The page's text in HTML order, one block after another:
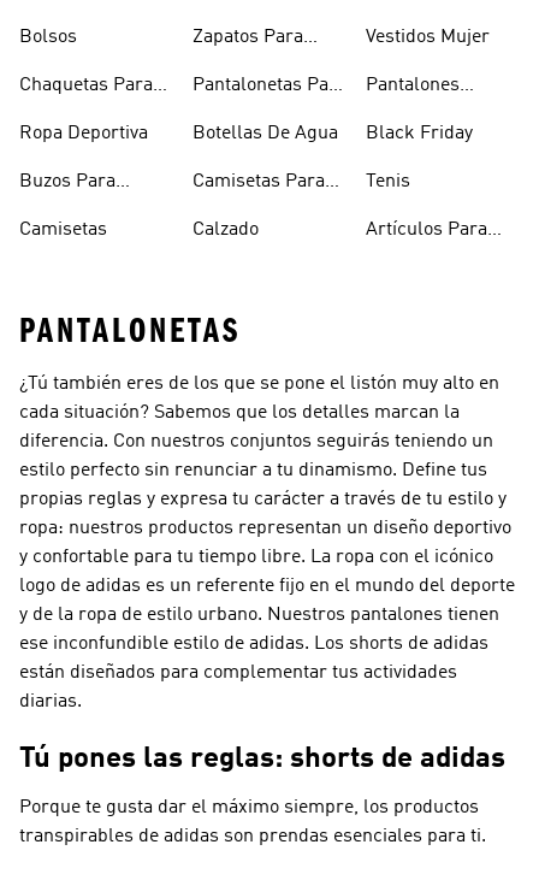
Bolsos
Chaquetas Para
Ropa Deportiva
Buzos Para
Camisetas
Zapatos Para
Pantalonetas Para
Botellas De Agua
Camisetas Para
Calzado
Vestidos Mujer
Pantalones
Black Friday
Tenis
Artículos Para
PANTALONETAS
¿Tú también eres de los que se pone el listón muy alto en
cada situación? Sabemos que los detalles marcan la
diferencia. Con nuestros conjuntos seguirás teniendo un
estilo perfecto sin renunciar a tu dinamismo. Define tus
propias reglas y expresa tu carácter a través de tu estilo y
ropa: nuestros productos representan un diseño deportivo
y confortable para tu tiempo libre. La ropa con el icónico
logo de adidas es un referente fijo en el mundo del deporte
y de la ropa de estilo urbano. Nuestros pantalones tienen
ese inconfundible estilo de adidas. Los shorts de adidas
están diseñados para complementar tus actividades
diarias.
Tú pones las reglas: shorts de adidas
Porque te gusta dar el máximo siempre, los productos
transpirables de adidas son prendas esenciales para ti.